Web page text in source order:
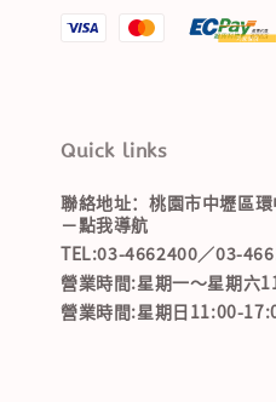
Quick links
聯絡地址：桃園市中壢區
－點我導航
TEL:03-4662400／03-
營業時間:星期一～星期六
營業時間:星期日11:00-